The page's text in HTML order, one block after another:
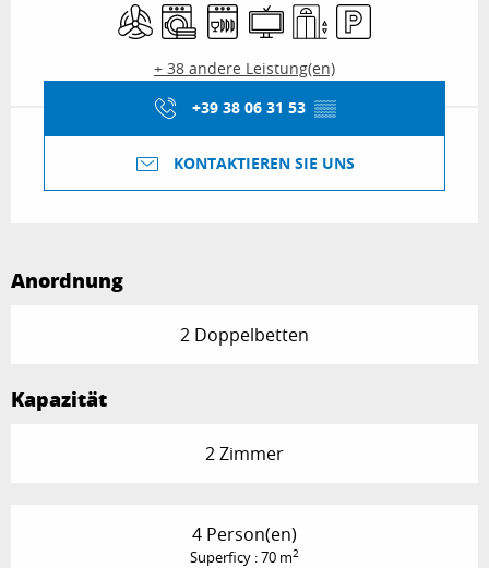
Klimaanlage
Waschmaschine
Geschirrspülmaschine
FernsehenAufzugParkplatz
+ 38 andere Leistung(en)
+39 38 06 31 53 ▒▒
KONTAKTIEREN SIE UNS
Anordnung
2 Doppelbetten
Kapazität
2 Zimmer
4 Person(en)
Superficy : 70 m2